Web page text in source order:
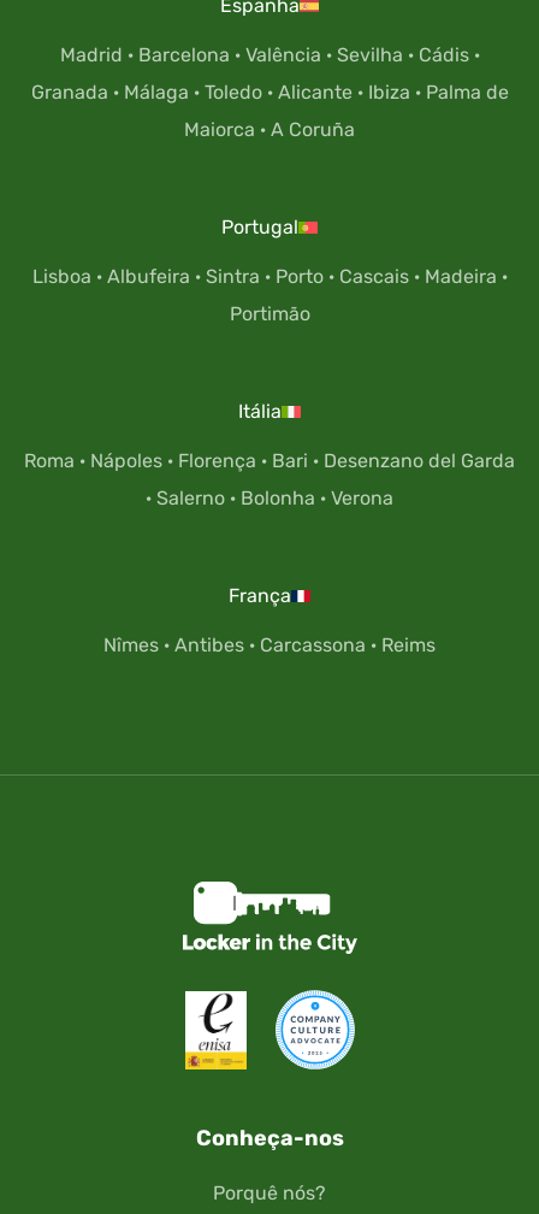
Espanha
Madrid · Barcelona · Valência · Sevilha · Cádis·
Granada · Málaga · Toledo· Alicante· Ibiza · Palma de
Maiorca · A Coruña
Portugal
Lisboa · Albufeira · Sintra · Porto· Cascais· Madeira ·
Portimão
Itália
Roma · Nápoles · Florença · Bari · Desenzano del Garda
· Salerno · Bolonha · Verona
França
Nîmes · Antibes · Carcassona · Reims
Conheça-nos
Porquê nós?